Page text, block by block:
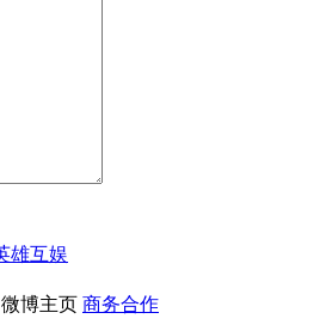
雄互娱
微博主页 商务合作